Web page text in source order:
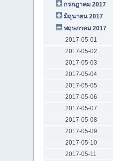
กรกฎาคม 2017
มิถุนายน 2017
พฤษภาคม 2017
2017-05-01
2017-05-02
2017-05-03
2017-05-04
2017-05-05
2017-05-06
2017-05-07
2017-05-08
2017-05-09
2017-05-10
2017-05-11